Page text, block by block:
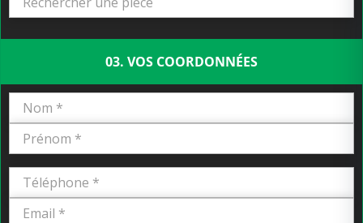
03. VOS COORDONNÉES